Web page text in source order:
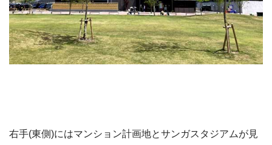
右手(東側)にはマンション計画地とサンガスタジアムが見